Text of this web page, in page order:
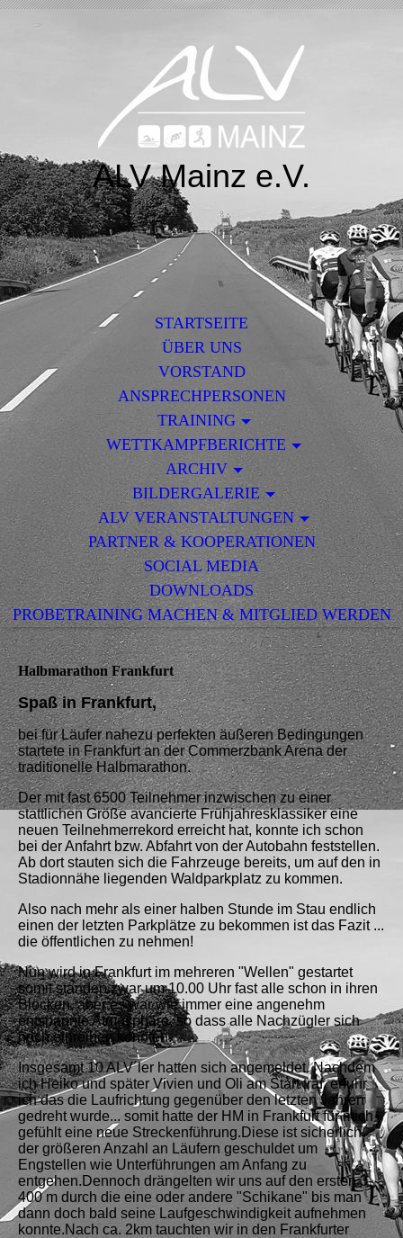
ALV Mainz e.V.
STARTSEITE
ÜBER UNS
VORSTAND
ANSPRECHPERSONEN
TRAINING
WETTKAMPFBERICHTE
ARCHIV
BILDERGALERIE
ALV VERANSTALTUNGEN
PARTNER & KOOPERATIONEN
SOCIAL MEDIA
DOWNLOADS
PROBETRAINING MACHEN & MITGLIED WERDEN
Halbmarathon Frankfurt
Spaß in Frankfurt,
bei für Läufer nahezu perfekten äußeren Bedingungen
startete in Frankfurt an der Commerzbank Arena der
traditionelle Halbmarathon.
Der mit fast 6500 Teilnehmer inzwischen zu einer
stattlichen Größe avancierte Frühjahresklassiker eine
neuen Teilnehmerrekord erreicht hat, konnte ich schon
bei der Anfahrt bzw. Abfahrt von der Autobahn feststellen.
Ab dort stauten sich die Fahrzeuge bereits, um auf den in
Stadionnähe liegenden Waldparkplatz zu kommen.
Also nach mehr als einer halben Stunde im Stau endlich
einen der letzten Parkplätze zu bekommen ist das Fazit ...
die öffentlichen zu nehmen!
Nun wird in Frankfurt im mehreren "Wellen" gestartet
somit standen zwar um 10.00 Uhr fast alle schon in ihren
Blöcken, aber es war wie immer eine angenehm
entspannte Atmosphäre, so dass alle Nachzügler sich
noch einreihen konnten.
Insgesamt 10 ALV´ler hatten sich angemeldet. Nachdem
ich Heiko und später Vivien und Oli am Start traf, erfuhr
ich das die Laufrichtung gegenüber den letzten Jahren
gedreht wurde... somit hatte der HM in Frankfurt für mich
gefühlt eine neue Streckenführung.Diese ist sicherlich
der größeren Anzahl an Läufern geschuldet um
Engstellen wie Unterführungen am Anfang zu
entgehen.Dennoch drängelten wir uns auf den ersten 3-
400 m durch die eine oder andere "Schikane" bis man
dann doch bald seine Laufgeschwindigkeit aufnehmen
konnte.Nach ca. 2km tauchten wir in den Frankfurter